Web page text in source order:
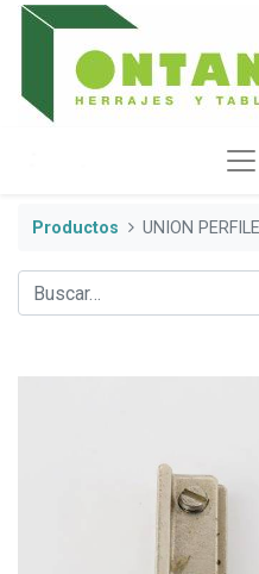
Productos UNION